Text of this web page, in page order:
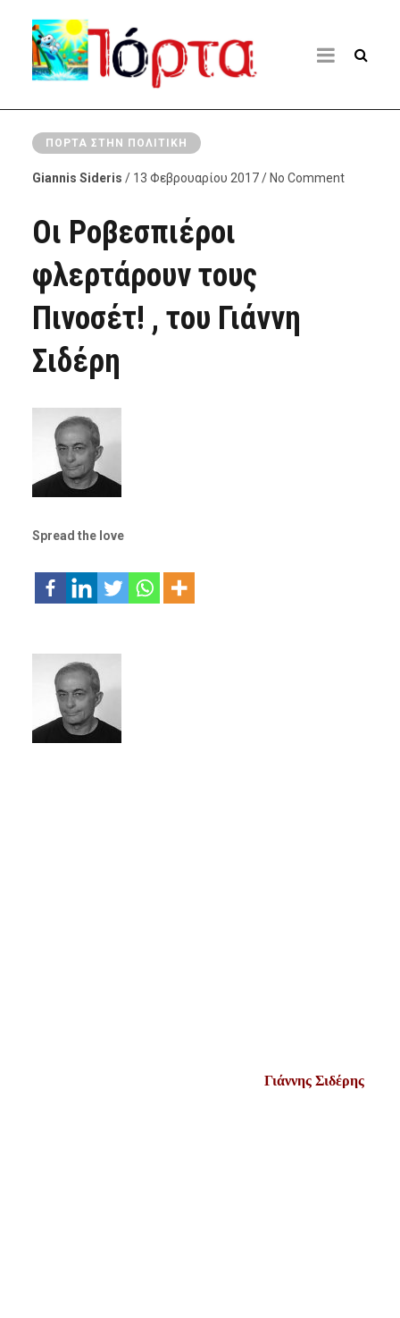
ΠΌΡΤΑ ΣΤΗΝ ΠΟΛΙΤΙΚΉ
Giannis Sideris / 13 Φεβρουαρίου 2017 / No Comment
Οι Ροβεσπιέροι
φλερτάρουν τους
Πινοσέτ! , του Γιάννη
Σιδέρη
Spread the love
Γιάννης Σιδέρης